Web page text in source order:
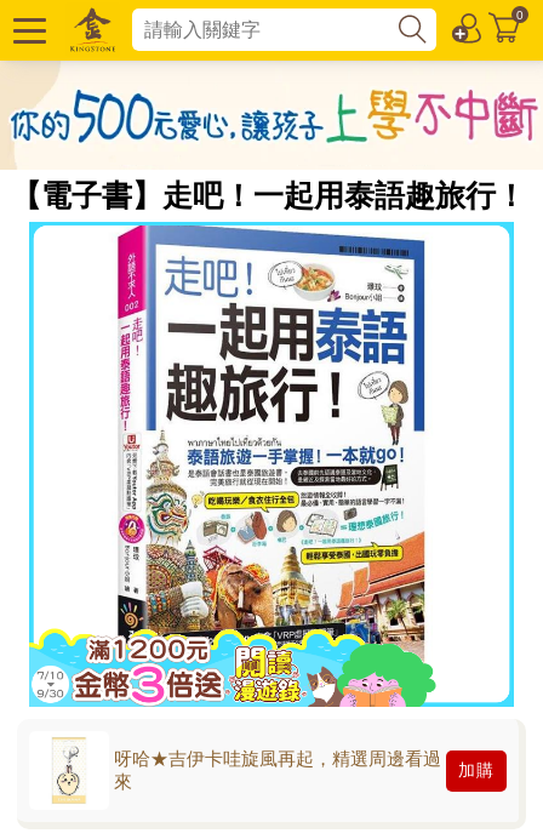
0
【電子書】走吧！一起用泰語趣旅行！
呀哈★吉伊卡哇旋風再起，精選周邊看過
來
加購